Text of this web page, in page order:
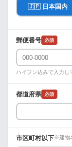
🇯🇵 日本国内
郵便番号 必須
ハイフン込みで入力し
都道府県 必須
市区町村以下※建物